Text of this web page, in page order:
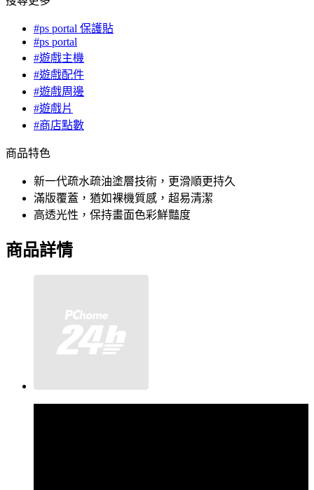
#ps portal 保護貼
#ps portal
#遊戲主機
#遊戲配件
#遊戲周邊
#遊戲片
#商店點數
商品特色
新一代疏水疏油塗層技術，更滑順更持久
滿版覆蓋，猶如裸機質感，超易清潔
高透光性，保持畫面色彩鮮豔度
商品詳情